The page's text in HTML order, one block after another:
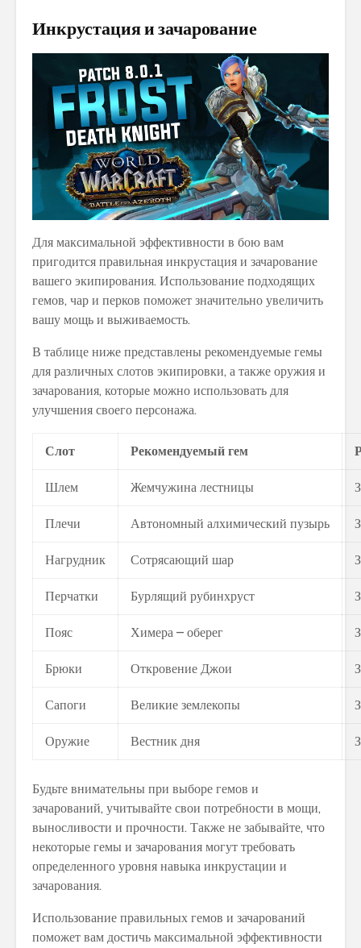
Инкрустация и зачарование
Для максимальной эффективности в бою вам
пригодится правильная инкрустация и зачарование
вашего экипирования. Использование подходящих
гемов, чар и перков поможет значительно увеличить
вашу мощь и выживаемость.
В таблице ниже представлены рекомендуемые гемы
для различных слотов экипировки, а также оружия и
зачарования, которые можно использовать для
улучшения своего персонажа.
Слот Рекомендуемый гем
Шлем Жемчужина лестницы
Плечи Автономный алхимический пузырь
Нагрудник Сотрясающий шар
Перчатки Бурлящий рубинхруст
Пояс Химера – оберег
Брюки Откровение Джои
Сапоги Великие землекопы
Оружие Вестник дня
Будьте внимательны при выборе гемов и
зачарований, учитывайте свои потребности в мощи,
выносливости и прочности. Также не забывайте, что
некоторые гемы и зачарования могут требовать
определенного уровня навыка инкрустации и
зачарования.
Использование правильных гемов и зачарований
поможет вам достичь максимальной эффективности